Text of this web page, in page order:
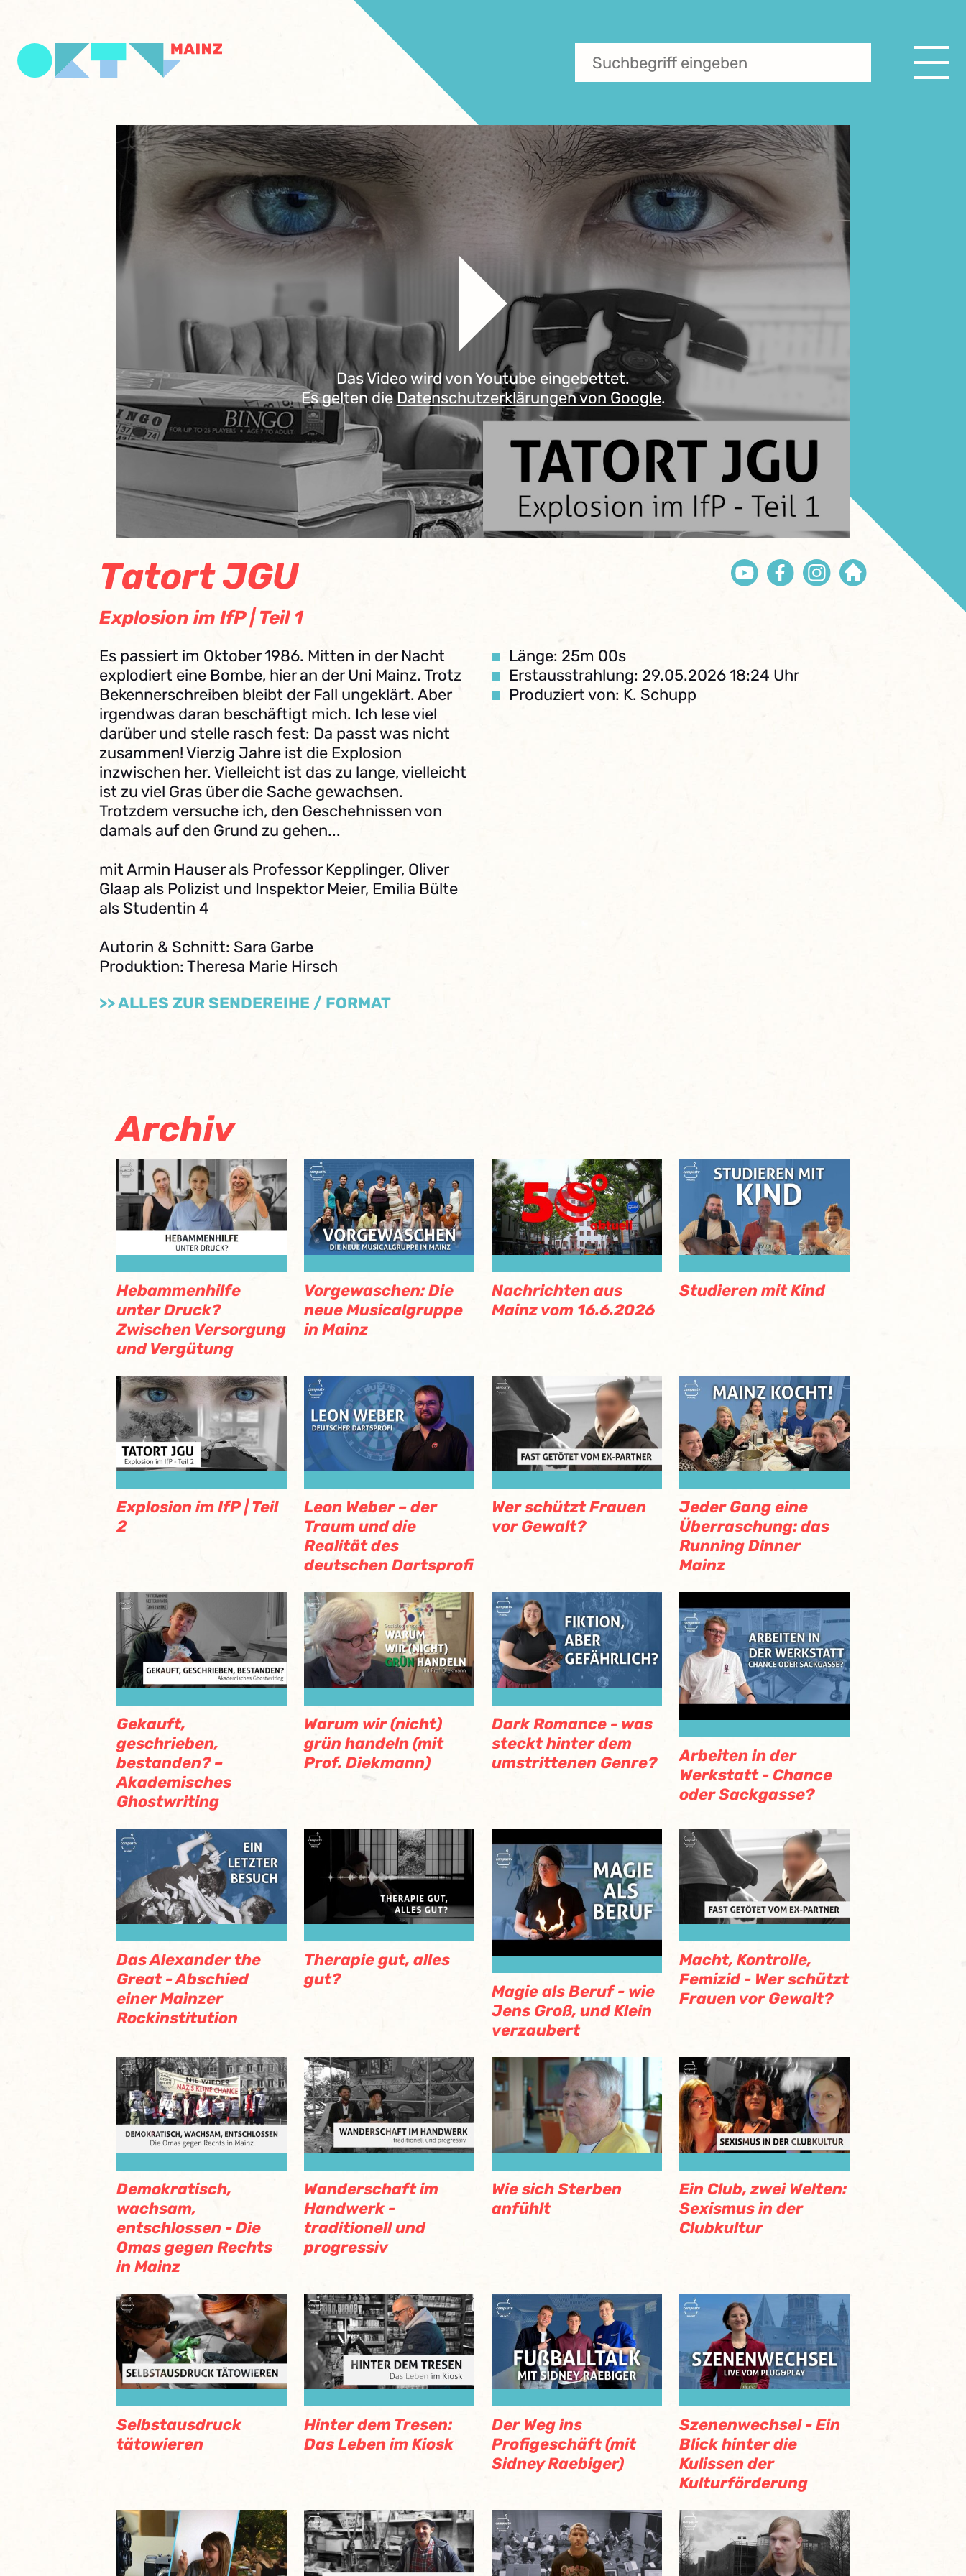
Das Video wird von Youtube eingebettet.
Es gelten dieDatenschutzerklärungen von Google.
Tatort JGU
Explosion im IfP | Teil 1
Es passiert im Oktober 1986. Mitten in der Nacht
explodiert eine Bombe, hier an der Uni Mainz. Trotz
Bekennerschreiben bleibt der Fall ungeklärt. Aber
irgendwas daran beschäftigt mich. Ich lese viel
darüber und stelle rasch fest: Da passt was nicht
zusammen! Vierzig Jahre ist die Explosion
inzwischen her. Vielleicht ist das zu lange, vielleicht
ist zu viel Gras über die Sache gewachsen.
Trotzdem versuche ich, den Geschehnissen von
damals auf den Grund zu gehen...
mit Armin Hauser als Professor Kepplinger, Oliver
Glaap als Polizist und Inspektor Meier, Emilia Bülte
als Studentin 4
Autorin & Schnitt: Sara Garbe
Produktion: Theresa Marie Hirsch
>> ALLES ZUR SENDEREIHE / FORMAT
Länge: 25m 00s
Erstausstrahlung: 29.05.2026 18:24 Uhr
Produziert von: K. Schupp
Archiv
Hebammenhilfe
unter Druck?
Zwischen Versorgung
und Vergütung
Vorgewaschen: Die
neue Musicalgruppe
in Mainz
Nachrichten aus
Mainz vom 16.6.2026
Studieren mit Kind
Explosion im IfP | Teil
2
Leon Weber – der
Traum und die
Realität des
deutschen Dartsprofi
Wer schützt Frauen
vor Gewalt?
Jeder Gang eine
Überraschung: das
Running Dinner
Mainz
Gekauft,
geschrieben,
bestanden? –
Akademisches
Ghostwriting
Warum wir (nicht)
grün handeln (mit
Prof. Diekmann)
Dark Romance - was
steckt hinter dem
umstrittenen Genre?
Arbeiten in der
Werkstatt - Chance
oder Sackgasse?
Das Alexander the
Great - Abschied
einer Mainzer
Rockinstitution
Therapie gut, alles
gut?
Magie als Beruf - wie
Jens Groß, und Klein
verzaubert
Macht, Kontrolle,
Femizid - Wer schützt
Frauen vor Gewalt?
Demokratisch,
wachsam,
entschlossen - Die
Omas gegen Rechts
in Mainz
Wanderschaft im
Handwerk -
traditionell und
progressiv
Wie sich Sterben
anfühlt
Ein Club, zwei Welten:
Sexismus in der
Clubkultur
Selbstausdruck
tätowieren
Hinter dem Tresen:
Das Leben im Kiosk
Der Weg ins
Profigeschäft (mit
Sidney Raebiger)
Szenenwechsel - Ein
Blick hinter die
Kulissen der
Kulturförderung